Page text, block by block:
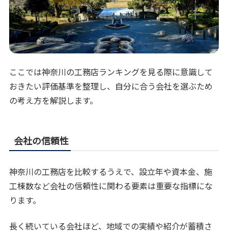
ここでは神奈川の工務店ランキングを見る際に意識して
おきたい評価基準を整理し、自分に合う会社を選ぶため
の考え方を解説します。
会社の信頼性
神奈川の工務店を比較するうえで、設立年や資本金、施
工棟数など会社の信頼性に関わる要素は重要な指標にな
ります。
長く続いている会社ほど、地域での実績や紹介が蓄積さ